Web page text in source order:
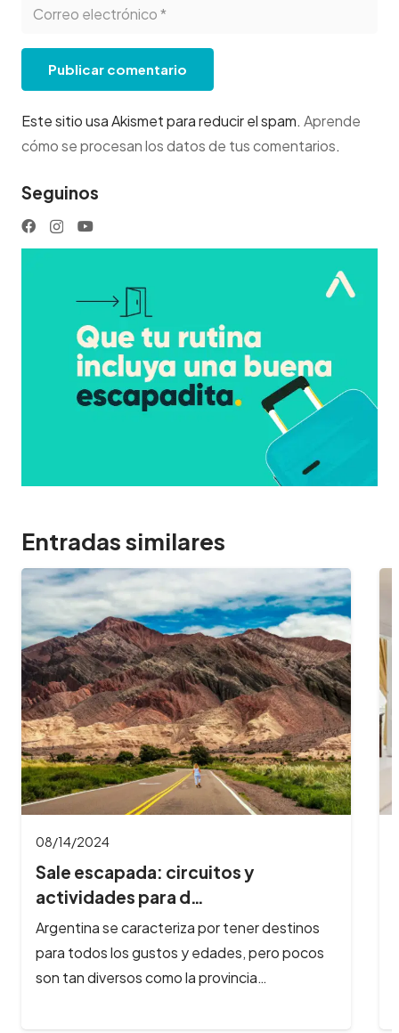
Publicar comentario
Este sitio usa Akismet para reducir el spam. Aprende
cómo se procesan los datos de tus comentarios.
Seguinos
Entradas similares
08/14/2024
Sale escapada: circuitos y
actividades para d…
Argentina se caracteriza por tener destinos
para todos los gustos y edades, pero pocos
son tan diversos como la provincia…